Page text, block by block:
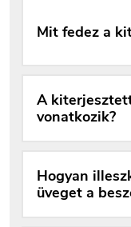
Mit fedez a
A
vonatkozik?
Hogyan
üveget a